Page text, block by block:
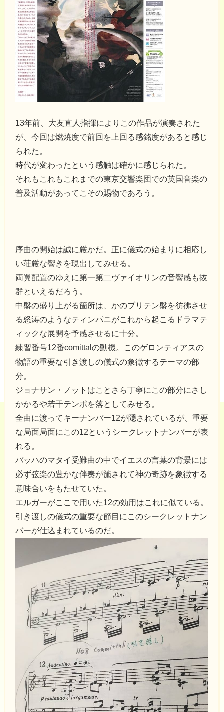
13年前、大友直人指揮によりこの作品が演奏された
が、今回は燃焼度で前回を上回る感銘度があると感じ
られた。
時代が変わったという感触は確かに感じられた。
それもこれもこれまでの東京交響楽団での英国音楽の
普及活動があってこその賜物であろう。
序曲の開始は誠に厳かだ。正に儀式の始まりに相応し
い荘厳な響きを現出してみせる。
両翼配置のゆえに第一第二ヴァイオリンの音響感も抜
群といえるだろう。
中盤の盛り上がる箇所は、かのブリテン盤を彷彿させ
る怒涛のようなティンパニがこれから起こるドラマテ
ィックな展開を予感させるに十分。
練習番号12番comittalの動機。このゲロンティアスの
物語の重要な引き渡しの儀式の象徴するテーマの部
分。
ジョナサン・ノットはことさら丁寧にこの部分にさし
かかるや若干テンポを落としてみせる。
全曲に渡ってキーナンバー12が隠されているが、重要
な局面局面にこの12というシークレットナンバーが表
れる。
バッハのマタイ受難曲の中でイエスの言葉の背景には
必ず弦楽の豊かな伴奏が施されて神の奇跡を象徴する
意味合いをもたせていた。
エルガーがここで用いた12の効用はこれに似ている。
引き渡しの儀式の重要な節目にこのシークレットナン
バーが仕込まれているのだ。